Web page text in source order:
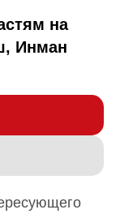
на
Инман